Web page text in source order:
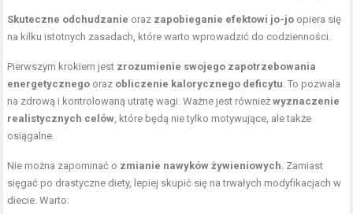
Skuteczne odchudzanie oraz zapobieganie efektowi jo-jo opiera się
na kilku istotnych zasadach, które warto wprowadzić do codzienności.
Pierwszym krokiem jest zrozumienie swojego zapotrzebowania
energetycznego oraz obliczenie kalorycznego deficytu. To pozwala
na zdrową i kontrolowaną utratę wagi. Ważne jest równieżwyznaczenie
realistycznych celów, które będą nie tylko motywujące, ale także
osiągalne.
Nie można zapominać o zmianie nawyków żywieniowych. Zamiast
sięgać po drastyczne diety, lepiej skupić się na trwałych modyfikacjach w
diecie. Warto: